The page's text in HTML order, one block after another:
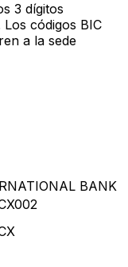
3 dígitos
códigos BIC
a la sede
BANK